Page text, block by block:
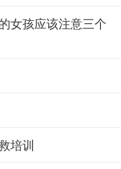
女孩应该注意三个
培训